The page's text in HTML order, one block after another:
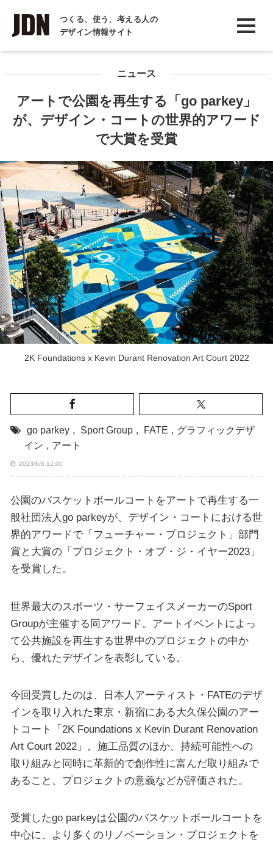
つくる、使う、考える人の
デザイン情報サイト
INTERVIEW
インタビュー
COLUMN
ニュース
アートで公園を再生する「go parkey」
が、デザイン・コートの世界的アワード
で大賞を受賞
2K Foundations x Kevin Durant Renovation Art Court 2022
go parkey , Sport Group , FATE , グラフィックデザ
イン , アート
2023/6/6 12:00
公園のバスケットボールコートをアートで再生する一
般社団法人go parkeyが、デザイン・コートにおける世
界的アワードで「フューチャー・プロジェクト」部門
賞と大賞の「プロジェクト・オブ・ジ・イヤー2023」
を受賞した。
世界最大のスポーツ・サーフェイスメーカーのSport
Groupが主催する同アワード。アートイベントによっ
て公共施設を再生する世界中のプロジェクトの中か
ら、優れたデザインを表彰している。
今回受賞したのは、日本人アーティスト・FATEのデザ
インを取り入れた東京・新宿にある大久保公園のアー
トコート「2K Foundations x Kevin Durant Renovation
Art Court 2022」。施工品質のほか、持続可能性への
取り組みと同時に革新的で創作性に富んだ取り組みで
あること、プロジェクトの意義などが評価された。
受賞したgo parkeyは公園のバスケットボールコートを
中心に、より多くのリノベーション・プロジェクトを